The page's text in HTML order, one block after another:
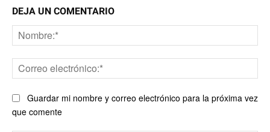
DEJA UN COMENTARIO
Guardar mi nombre y correo electrónico para la próxima vez
que comente